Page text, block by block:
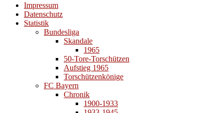
Impressum
Datenschutz
Statistik
Bundesliga
Skandale
1965
50-Tore-Torschützen
Aufstieg 1965
Torschützenkönige
FC Bayern
Chronik
1900-1933